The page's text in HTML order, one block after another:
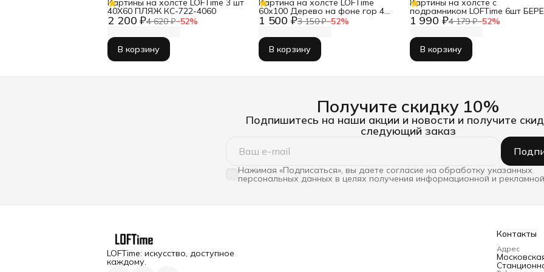
2 200 ₽4 620 ₽−52%
Картины на холсте LOFTime 3 шт
40Х60 ПЛЯЖ КС-722-4060
В корзину
1 500 ₽3 150 ₽−52%
Картина на холсте LOFTime
60х100 Дерево на фоне гор 4
КБ-1268-60100
В корзину
1 990 ₽4 179 ₽−52%
Картины на холсте с
подрамником LOFTime 6шт
В КОРИЧНЕВЫХ ТОНАХ К-286-
3040
В корзину
Получите скидку 10%
Подпишитесь на наши акции и новости и получите
следующий заказ
Нажимая «Подписаться», вы даете согласие на обработку указанных
персональных данных в целях получения информационной и
LOFTime: искусство, доступное
каждому.
Контакты
Адрес